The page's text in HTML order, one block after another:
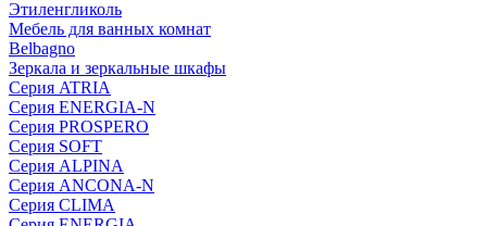
Этиленгликоль
Мебель для ванных комнат
Belbagno
Зеркала и зеркальные шкафы
Серия ATRIA
Серия ENERGIA-N
Серия PROSPERO
Серия SOFT
Серия ALPINA
Серия ANCONA-N
Серия CLIMA